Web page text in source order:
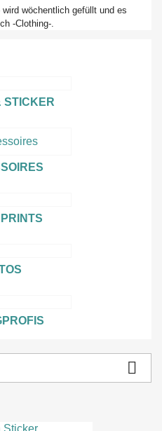
wöchentlich gefüllt und es
-Clothing-.
STICKER
